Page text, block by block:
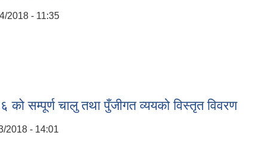
2018 - 11:35
को सम्पूर्ण चालु तथा पुँजीगत व्ययको विस्तृत विवरण
2018 - 14:01